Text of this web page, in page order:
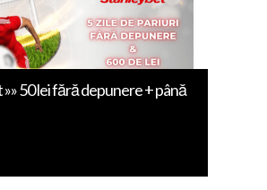
50 lei fără depunere + până